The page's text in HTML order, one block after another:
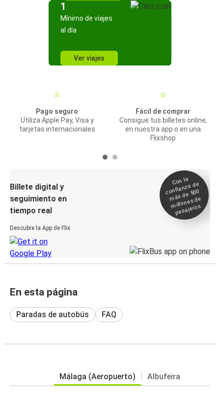
1
Mínimo de viajes
al día
Ver viajes
Pago seguro
Utiliza Apple Pay, Visa y
tarjetas internacionales
Fácil de comprar
Consigue tus billetes online,
en nuestra app o en una
Flixshop
Billete digital y
seguimiento en
tiempo real
Descubre la App de Flix
Con la
confianza de
más de 500
millones de
pasajeros
En esta página
Paradas de autobús FAQ
Málaga (Aeropuerto) Albufeira